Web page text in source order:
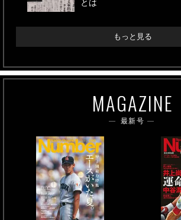
とは
もっと見る
MAGAZINE
最新号